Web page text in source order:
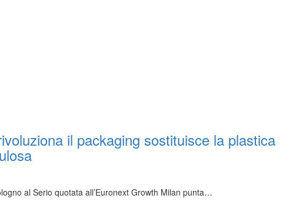
il packaging sostituisce la plastica
al Serio quotata all’Euronext Growth Milan punta…